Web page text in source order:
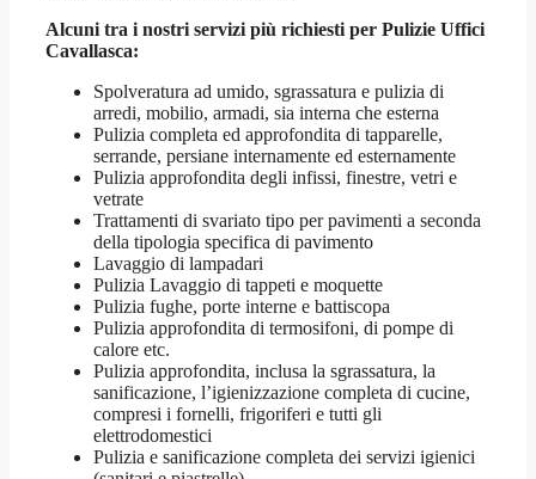
Alcuni tra i nostri servizi più richiesti per Pulizie Uffici
Cavallasca:
Spolveratura ad umido, sgrassatura e pulizia di
arredi, mobilio, armadi, sia interna che esterna
Pulizia completa ed approfondita di tapparelle,
serrande, persiane internamente ed esternamente
Pulizia approfondita degli infissi, finestre, vetri e
vetrate
Trattamenti di svariato tipo per pavimenti a seconda
della tipologia specifica di pavimento
Lavaggio di lampadari
Pulizia Lavaggio di tappeti e moquette
Pulizia fughe, porte interne e battiscopa
Pulizia approfondita di termosifoni, di pompe di
calore etc.
Pulizia approfondita, inclusa la sgrassatura, la
sanificazione, l’igienizzazione completa di cucine,
compresi i fornelli, frigoriferi e tutti gli
elettrodomestici
Pulizia e sanificazione completa dei servizi igienici